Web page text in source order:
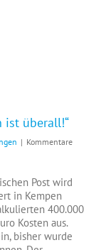
ist überall!“
| Kommentare
Post wird
in Kempen
400.000
Kosten aus.
bisher wurde